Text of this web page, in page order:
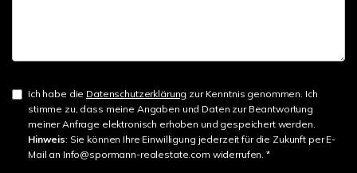
Ich habe die Datenschutzerklärung zur Kenntnis genommen. Ich
stimme zu, dass meine Angaben und Daten zur Beantwortung
meiner Anfrage elektronisch erhoben und gespeichert werden.
Hinweis: Sie können Ihre Einwilligung jederzeit für die Zukunft per E-
Mail an Info@spormann-realestate.com widerrufen. *